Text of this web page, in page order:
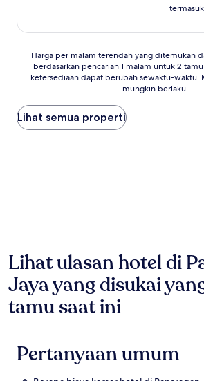
Harga
malam
yang
ditemukan
dalam
tamu
dewasa.
Harga
dan
ketersediaan
dapat
waktu.
Harga per malam terendah yang ditemukan
berdasarkan pencarian 1 malam untuk 2
ketersediaan dapat berubah sewaktu-waktu.
mungkin berlaku.
Lihat semua properti
Lihat ulasan hotel di
Jaya yang disukai
tamu saat ini
Pertanyaan umum